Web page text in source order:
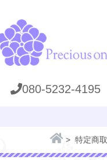
080-5232-4195
> 特定商取